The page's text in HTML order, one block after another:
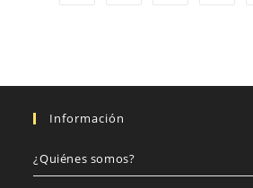
Información
¿Quiénes somos?